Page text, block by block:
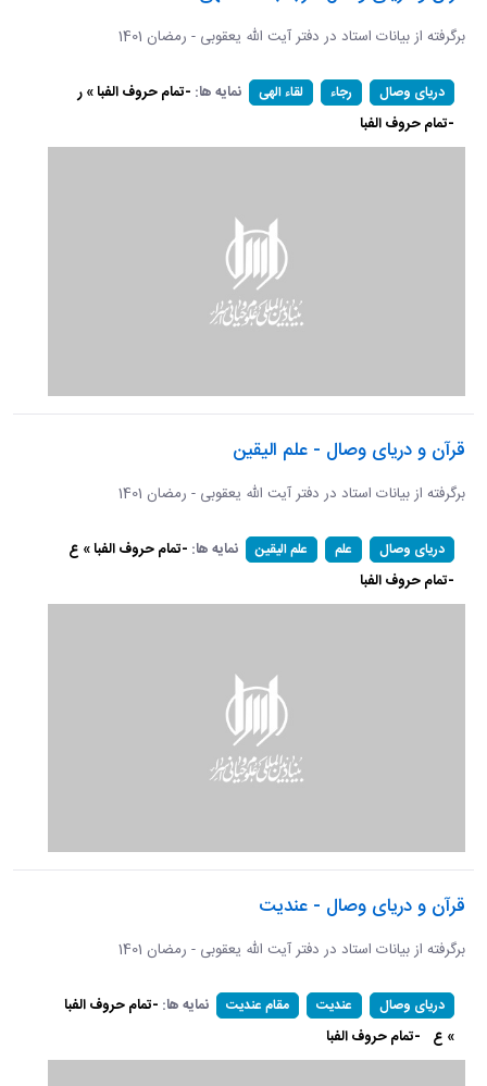
برگرفته از بیانات استاد در دفتر آیت الله یعقوبی - رمضان 1401
دریای وصال رجاء لقاء الهی نمایه ها: -تمام حروف الفبا » ر
-تمام حروف الفبا
قرآن و دریای وصال - علم الیقین
برگرفته از بیانات استاد در دفتر آیت الله یعقوبی - رمضان 1401
دریای وصال علم علم الیقین نمایه ها: -تمام حروف الفبا » ع
-تمام حروف الفبا
قرآن و دریای وصال - عندیت
برگرفته از بیانات استاد در دفتر آیت الله یعقوبی - رمضان 1401
دریای وصال عندیت مقام عندیت نمایه ها: -تمام حروف الفبا
» ع -تمام حروف الفبا